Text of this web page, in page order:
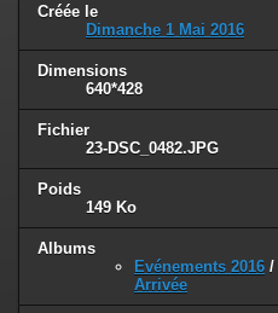
Créée le
Dimanche 1 Mai 2016
Dimensions
640*428
Fichier
23-DSC_0482.JPG
Poids
149 Ko
Albums
Evénements 2016 /
Arrivée